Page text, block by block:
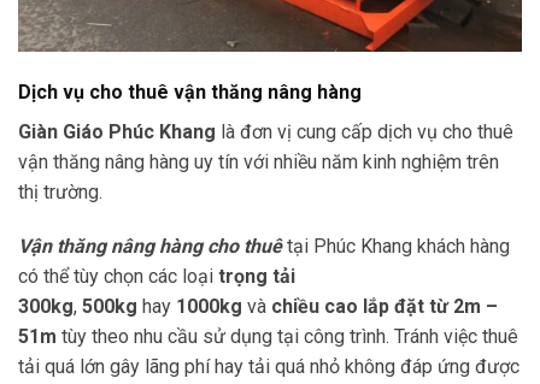
Dịch vụ cho thuê vận thăng nâng hàng
Giàn Giáo Phúc Khang là đơn vị cung cấp dịch vụ cho thuê
vận thăng nâng hàng uy tín với nhiều năm kinh nghiệm trên
thị trường.
Vận thăng nâng hàng cho thuêtại Phúc Khang khách hàng
có thể tùy chọn các loại trọng tải
300kg, 500kg hay 1000kg và chiều cao lắp đặt từ 2m –
51m tùy theo nhu cầu sử dụng tại công trình. Tránh việc thuê
tải quá lớn gây lãng phí hay tải quá nhỏ không đáp ứng được